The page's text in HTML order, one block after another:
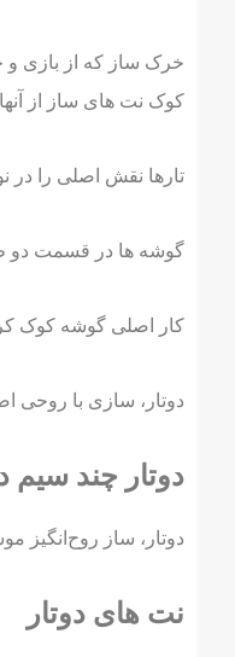
خرک ساز که از بازی و
کوک نت های ساز از
تارها نقش اصلی را در
گوشه ها در قسمت دو طرف انتهایی ساز دوتار
کار اصلی گوشه کوک
دوتار، سازی با روحی
دوتار چند سیم
دوتار، ساز روح‌انگیز
نت های دوتار